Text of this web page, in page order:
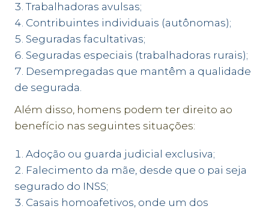
Trabalhadoras avulsas;
Contribuintes individuais (autônomas);
Seguradas facultativas;
Seguradas especiais (trabalhadoras rurais);
Desempregadas que mantêm a qualidade
de segurada.
Além disso, homens podem ter direito ao
benefício nas seguintes situações:
Adoção ou guarda judicial exclusiva;
Falecimento da mãe, desde que o pai seja
segurado do INSS;
Casais homoafetivos, onde um dos